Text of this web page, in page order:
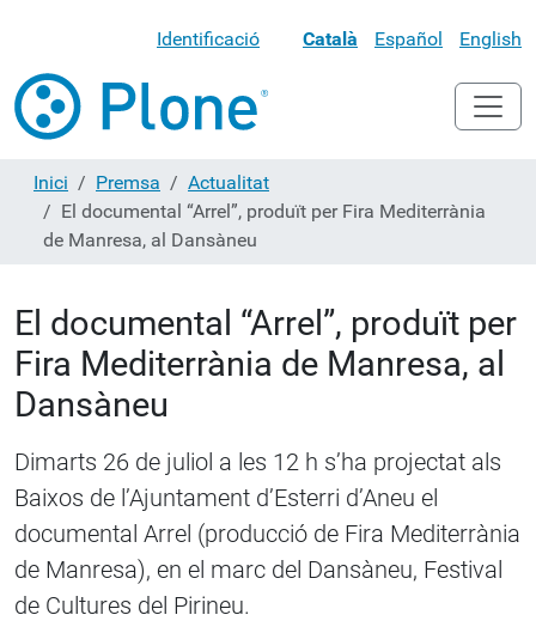
Identificació Català Español English
Inici Premsa
Actualitat
El documental “Arrel”, produït per Fira Mediterrània
de Manresa, al Dansàneu
El documental “Arrel”, produït per
Fira Mediterrània de Manresa, al
Dansàneu
Dimarts 26 de juliol a les 12 h s’ha projectat als
Baixos de l’Ajuntament d’Esterri d’Aneu el
documental Arrel (producció de Fira Mediterrània
de Manresa), en el marc del Dansàneu, Festival
de Cultures del Pirineu.